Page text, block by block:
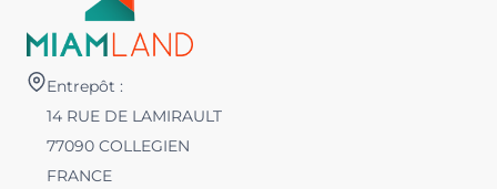
Entrepôt :
14 RUE DE LAMIRAULT
77090 COLLEGIEN
FRANCE